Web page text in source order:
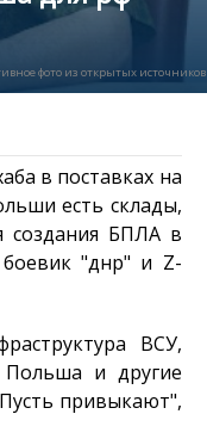
фото из открытых источников
в поставках на
есть склады,
создания БПЛА в
"днр" и Z-
ВСУ,
Польша и другие
привыкают",